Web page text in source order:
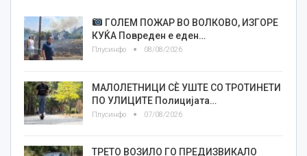
ГОЛЕМ ПОЖАР ВО ВОЛКОВО, ИЗГОРЕ
КУЌА Повреден е еден…
Плусинфо 08/08/2026
МАЛОЛЕТНИЦИ СÈ УШТЕ СО ТРОТИНЕТИ
ПО УЛИЦИТЕ Полицијата…
Плусинфо 07/08/2026
ТРЕТО ВОЗИЛО ГО ПРЕДИЗВИКАЛО